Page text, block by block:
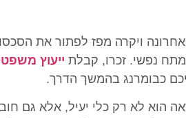
אחרונה ויקרה מפז לפתור את
מתח נפשי. זכרו, קבלת ייעוץ
כבומרנג בהמשך הדרך.
הוא לא רק כלי יעיל, אלא גם